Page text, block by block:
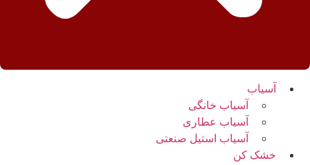
آسیاب
آسیاب خانگی
آسیاب عطاری
آسیاب استیل صنعتی
خشک کن